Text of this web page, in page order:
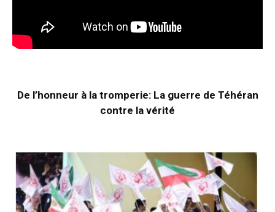
De l’honneur à la tromperie: La guerre de Téhéran
contre la vérité